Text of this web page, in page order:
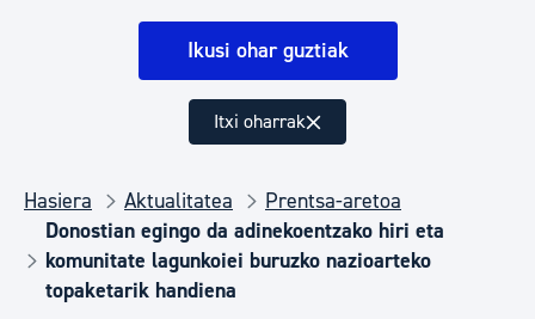
Ikusi ohar guztiak
Itxi oharrak
Hasiera Aktualitatea
Prentsa-aretoa
Donostian egingo da adinekoentzako hiri eta
komunitate lagunkoiei buruzko nazioarteko
topaketarik handiena